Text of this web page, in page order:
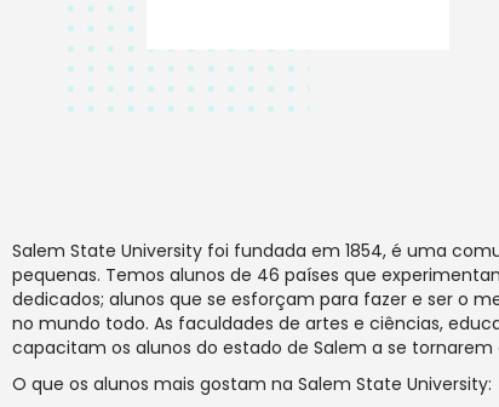
Salem State University foi fundada em 1854, é uma
pequenas. Temos alunos de 46 países que
dedicados; alunos que se esforçam para fazer e ser o
no mundo todo. As faculdades de artes e ciências,
capacitam os alunos do estado de Salem a se
O que os alunos mais gostam na Salem State University: